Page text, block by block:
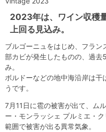
2023年は、ワイン収穫
上回る見込み。
ブルゴーニュをはじめ、フラ
部カビが発生したものの、過
み。
ボルドーなどの地中海沿岸は干
うです。
7月11日に雹の被害が出て、ム
ー・モンラッシェ プルミエ・
範囲で被害が出る異常気象。